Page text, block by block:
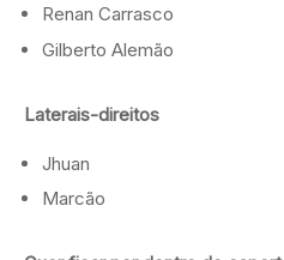
Renan Carrasco
Gilberto Alemão
Laterais-direitos
Jhuan
Marcão